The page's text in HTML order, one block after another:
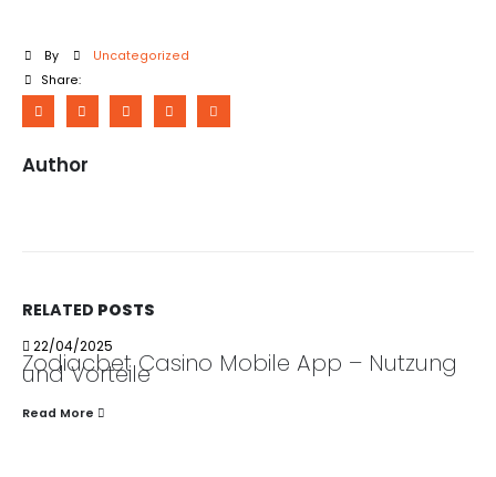
By
Uncategorized
Share:
Author
RELATED POSTS
22/04/2025
Zodiacbet Casino Mobile App – Nutzung
und Vorteile
Read More